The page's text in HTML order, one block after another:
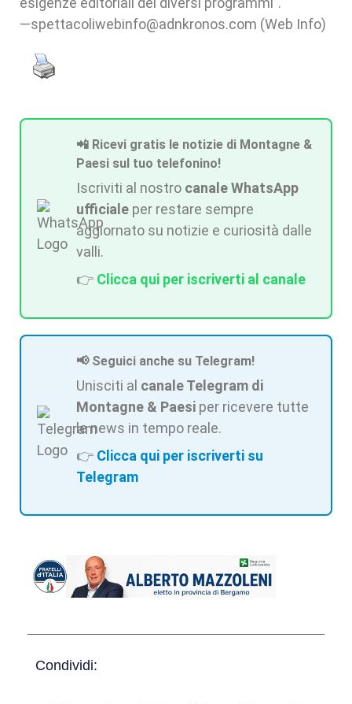
—spettacoliwebinfo@adnkronos.com (Web Info)
📲 Ricevi gratis le notizie di Montagne &
Paesi sul tuo telefonino!
Iscriviti al nostro canale WhatsApp
ufficiale per restare sempre
aggiornato su notizie e curiosità dalle
valli.
👉 Clicca qui per iscriverti al canale
📢 Seguici anche su Telegram!
Unisciti al canale Telegram di
Montagne & Paesi per ricevere tutte
le news in tempo reale.
👉 Clicca qui per iscriverti su
Telegram
Condividi: